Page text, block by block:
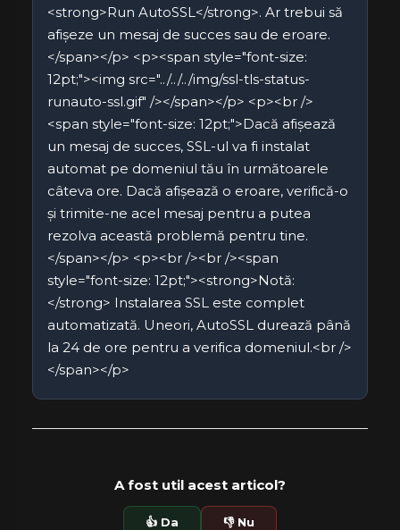
<strong>Run AutoSSL</strong>. Ar trebui să
afișeze un mesaj de succes sau de eroare.
</span></p> <p><span style="font-size:
12pt;"><img src="../../../img/ssl-tls-status-
runauto-ssl.gif" /></span></p> <p><br />
<span style="font-size: 12pt;">Dacă afișează
un mesaj de succes, SSL-ul va fi instalat
automat pe domeniul tău în următoarele
câteva ore. Dacă afișează o eroare, verifică-o
și trimite-ne acel mesaj pentru a putea
rezolva această problemă pentru tine.
</span></p> <p><br /><br /><span
style="font-size: 12pt;"><strong>Notă:
</strong> Instalarea SSL este complet
automatizată. Uneori, AutoSSL durează până
la 24 de ore pentru a verifica domeniul.<br />
</span></p>
A fost util acest articol?
👍 Da 👎 Nu